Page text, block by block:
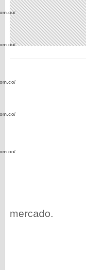
mercado.
wp-
wp-
wp-
wp-
wp-
wp-